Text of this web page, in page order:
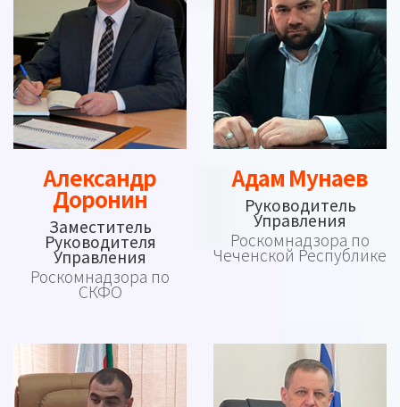
Александр
Доронин
Заместитель
Руководителя
Управления
Роскомнадзора по
СКФО
Адам Мунаев
Руководитель
Управления
Роскомнадзора по
Чеченской Республике